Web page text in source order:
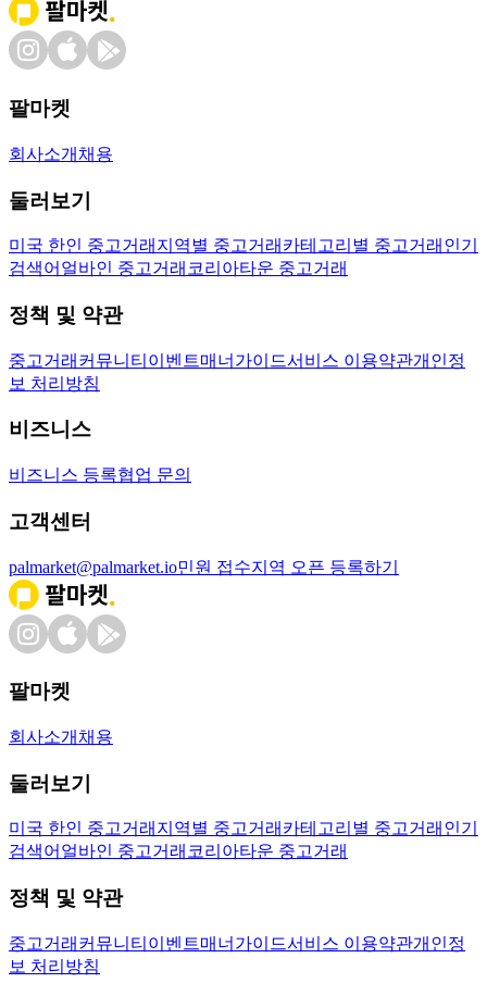
팔마켓
회사소개 채용
둘러보기
미국 한인 중고거래 지역별 중고거래 카테고리별 중고거래 인기
검색어 얼바인 중고거래 코리아타운 중고거래
정책 및 약관
중고거래 커뮤니티 이벤트매너가이드서비스 이용약관개인정
보 처리방침
비즈니스
비즈니스 등록협업 문의
고객센터
palmarket@palmarket.io민원 접수지역 오픈 등록하기
팔마켓
회사소개 채용
둘러보기
미국 한인 중고거래 지역별 중고거래 카테고리별 중고거래 인기
검색어 얼바인 중고거래 코리아타운 중고거래
정책 및 약관
중고거래 커뮤니티 이벤트매너가이드서비스 이용약관개인정
보 처리방침